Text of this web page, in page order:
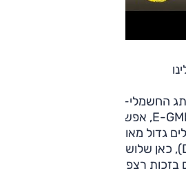
ייעודי איוניק שהוכרז
ב-2021. הבסיס, רצפה E-GMP, אפשר למקסם את יתרונות
גדול מאוד ביחס לסגמנט, דגם
פנאי בגודל בינוני (D-SUV), כאן שלושה מטרים. זה אפשר ליצור
בזכות רצפה שטוחה.